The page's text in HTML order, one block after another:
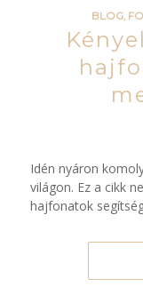
BLOG,
Idén nyáron
világon. Ez a cikk
hajfonatok